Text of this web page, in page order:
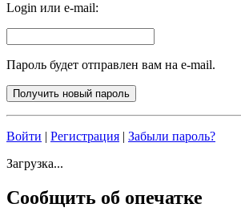
Login или e-mail:
Пароль будет отправлен вам на e-mail.
Войти | Регистрация | Забыли пароль?
Загрузка...
Сообщить об опечатке